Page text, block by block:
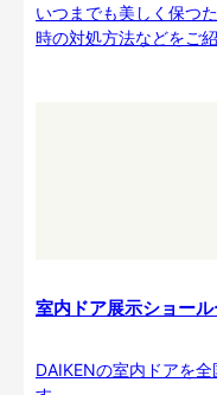
いつまでも美しく保つ
時の対処方法などをご紹
室内ドア展示ショール
DAIKENの室内ドアを